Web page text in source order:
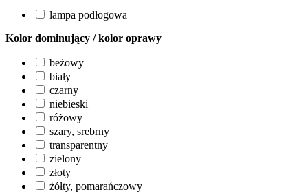
lampa podłogowa
Kolor dominujący / kolor oprawy
beżowy
biały
czarny
niebieski
różowy
szary, srebrny
transparentny
zielony
złoty
żółty, pomarańczowy